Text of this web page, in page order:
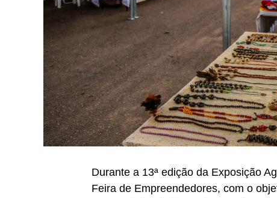
Durante a 13ª edição da Exposição
Feira de Empreendedores, com o